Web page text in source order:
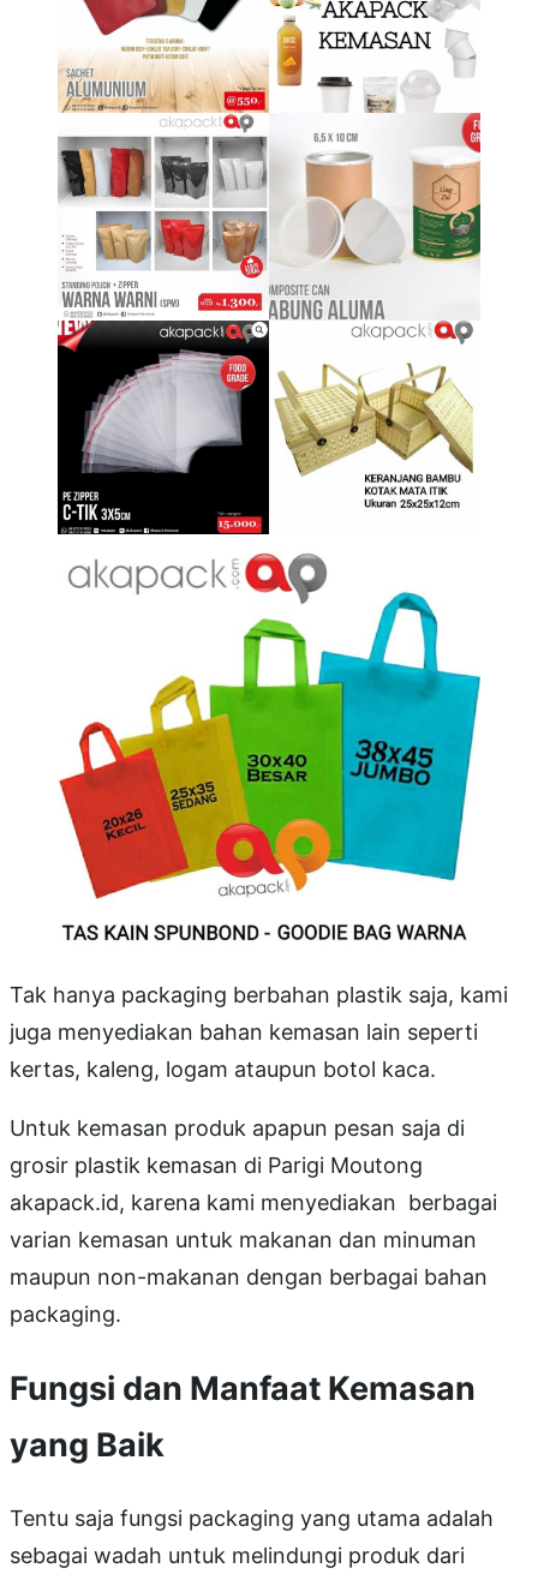
Tak hanya packaging berbahan plastik saja, kami
juga menyediakan bahan kemasan lain seperti
kertas, kaleng, logam ataupun botol kaca.
Untuk kemasan produk apapun pesan saja di
grosir plastik kemasan di Parigi Moutong
akapack.id, karena kami menyediakan berbagai
varian kemasan untuk makanan dan minuman
maupun non-makanan dengan berbagai bahan
packaging.
Fungsi dan Manfaat Kemasan
yang Baik
Tentu saja fungsi packaging yang utama adalah
sebagai wadah untuk melindungi produk dari